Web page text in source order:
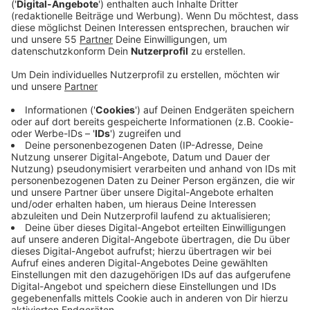
Anzeige
Im Interview mit Nina Tenhaef und Kevin Zimmer
eine Dachbegrünung an Vorteilen mit sich bringt. Seine
Firma "mygreentop" begrünt auch Schrägdächer und
nutzt beispielsweise die Pflanzenarten Mauerpfeffer
oder Fetthennen. Diese Art der Pflanzen können
Dächer dabei auch nicht zerstören, erklärt er. Weshalb
und ob die Dachpflanzen auch gegossen werden
müssen, erfahrt ihr im Gespräch mit Dirk Kieslich.
Anzeige